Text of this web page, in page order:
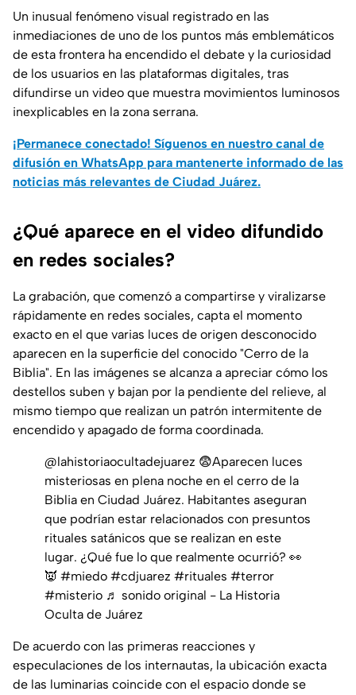
Un inusual fenómeno visual registrado en las
inmediaciones de uno de los puntos más emblemáticos
de esta frontera ha encendido el debate y la curiosidad
de los usuarios en las plataformas digitales, tras
difundirse un video que muestra movimientos luminosos
inexplicables en la zona serrana.
¡Permanece conectado! Síguenos en nuestro canal de
difusión en WhatsApp para mantenerte informado de las
noticias más relevantes de Ciudad Juárez.
¿Qué aparece en el video difundido
en redes sociales?
La grabación, que comenzó a compartirse y viralizarse
rápidamente en redes sociales, capta el momento
exacto en el que varias luces de origen desconocido
aparecen en la superficie del conocido "Cerro de la
Biblia". En las imágenes se alcanza a apreciar cómo los
destellos suben y bajan por la pendiente del relieve, al
mismo tiempo que realizan un patrón intermitente de
encendido y apagado de forma coordinada.
@lahistoriaocultadejuarez 😨Aparecen luces
misteriosas en plena noche en el cerro de la
Biblia en Ciudad Juárez. Habitantes aseguran
que podrían estar relacionados con presuntos
rituales satánicos que se realizan en este
lugar. ¿Qué fue lo que realmente ocurrió? 👀
👿 #miedo #cdjuarez #rituales #terror
#misterio ♬ sonido original - La Historia
Oculta de Juárez
De acuerdo con las primeras reacciones y
especulaciones de los internautas, la ubicación exacta
de las luminarias coincide con el espacio donde se